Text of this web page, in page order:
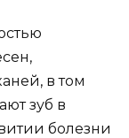
в том
зуб в
болезни